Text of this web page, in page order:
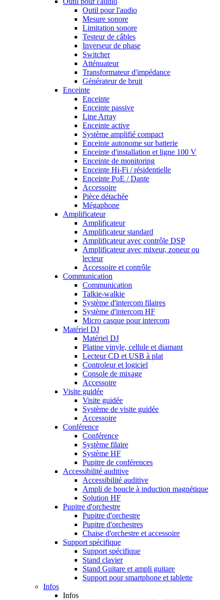
Outil pour l'audio
Mesure sonore
Limitation sonore
Testeur de câbles
Inverseur de phase
Switcher
Atténuateur
Transformateur d'impédance
Générateur de bruit
Enceinte
Enceinte
Enceinte passive
Line Array
Enceinte active
Système amplifié compact
Enceinte autonome sur batterie
Enceinte d'installation et ligne 100 V
Enceinte de monitoring
Enceinte Hi-Fi / résidentielle
Enceinte PoE / Dante
Accessoire
Pièce détachée
Mégaphone
Amplificateur
Amplificateur
Amplificateur standard
Amplificateur avec contrôle DSP
Amplificateur avec mixeur, zoneur ou
lecteur
Accessoire et contrôle
Communication
Communication
Talkie-walkie
Système d'intercom filaires
Système d'intercom HF
Micro casque pour intercom
Matériel DJ
Matériel DJ
Platine vinyle, cellule et diamant
Lecteur CD et USB à plat
Controleur et logiciel
Console de mixage
Accessoire
Visite guidée
Visite guidée
Système de visite guidée
Accessoire
Conférence
Conférence
Système filaire
Système HF
Pupitre de conférences
Accessibilité auditive
Accessibilité auditive
Ampli de boucle à induction magnétique
Solution HF
Pupitre d'orchestre
Pupitre d'orchestre
Pupitre d'orchestres
Chaise d'orchestre et accessoire
Support spécifique
Support spécifique
Stand clavier
Stand Guitare et ampli guitare
Support pour smartphone et tablette
Infos
Infos